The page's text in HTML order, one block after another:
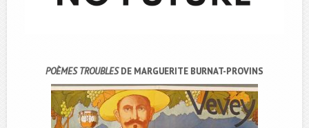
POÈMES TROUBLESDE MARGUERITE BURNAT-PROVINS